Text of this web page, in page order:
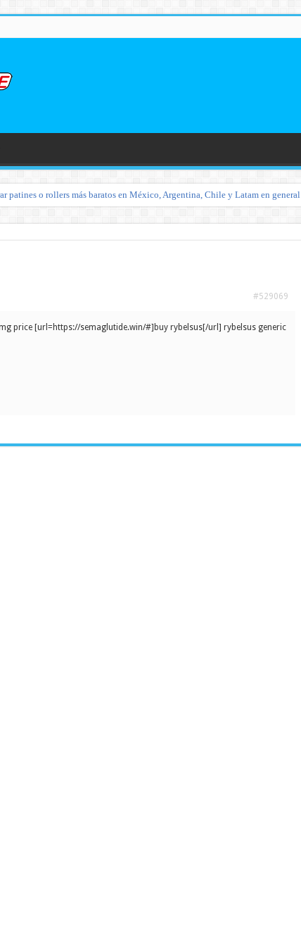
patines o rollers más baratos en México, Argentina, Chile y Latam en general
#529069
mg price [url=https://semaglutide.win/#]buy rybelsus[/url] rybelsus generic